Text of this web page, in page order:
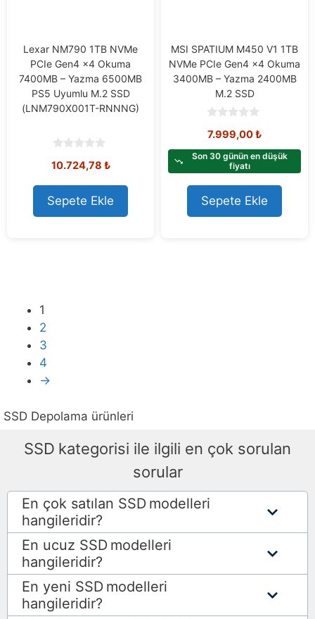
Lexar NM790 1TB NVMe
PCIe Gen4 x4 Okuma
7400MB – Yazma 6500MB
PS5 Uyumlu M.2 SSD
(LNM790X001T-RNNNG)
o
t
o
f
5
10.724,78 ₺
Sepete Ekle
MSI SPATIUM M450 V1 1TB
NVMe PCIe Gen4 x4 Okuma
3400MB – Yazma 2400MB
M.2 SSD
o
t
f
5
7.999,00₺
Son 30 günün en düşük
fiyatı
Sepete Ekle
1
2
3
4
→
SSD Depolama ürünleri
SSD kategorisi ile ilgili en çok sorulan
sorular
En çok satılan SSD modelleri
hangileridir?
En ucuz SSD modelleri
hangileridir?
En yeni SSD modelleri
hangileridir?